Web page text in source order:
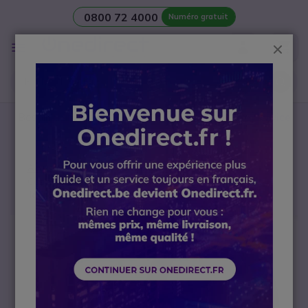
0800 72 4000 Numéro gratuit
Besoin d’unesalle de réunion ? Contactez notre
avant-vente Visio
Casque professionnel
Casque pour téléphone mobile et tablette
Jabra Evolve 40 UC USB-C - Version Stéréo
Passer à la fin de la galerie d’images